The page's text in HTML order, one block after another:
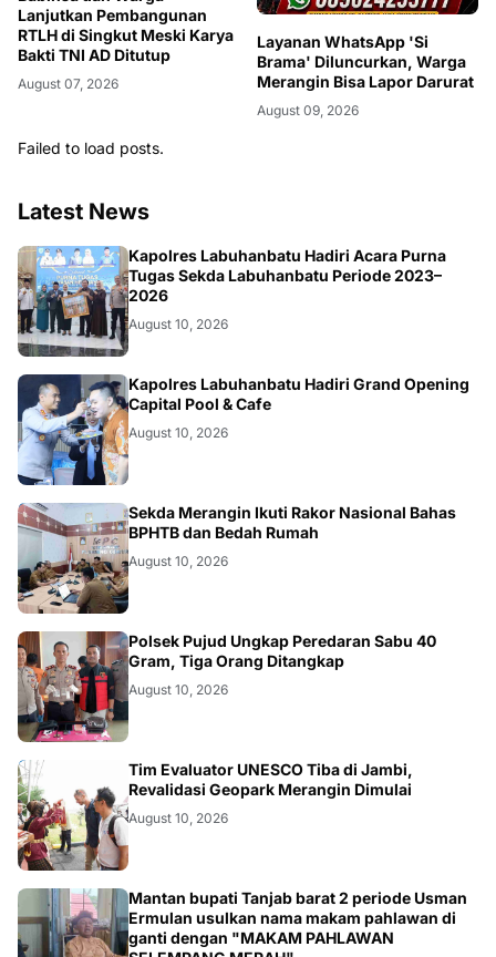
Lanjutkan Pembangunan
RTLH di Singkut Meski Karya
Bakti TNI AD Ditutup
August 07, 2026
Layanan WhatsApp 'Si
Brama' Diluncurkan, Warga
Merangin Bisa Lapor Darurat
August 09, 2026
Failed to load posts.
Latest News
BERITA
Kapolres Labuhanbatu Hadiri Acara Purna
Tugas Sekda Labuhanbatu Periode 2023–
2026
August 10, 2026
BERITA
Kapolres Labuhanbatu Hadiri Grand Opening
Capital Pool & Cafe
August 10, 2026
BANGKO
Sekda Merangin Ikuti Rakor Nasional Bahas
BPHTB dan Bedah Rumah
August 10, 2026
BERITA
Polsek Pujud Ungkap Peredaran Sabu 40
Gram, Tiga Orang Ditangkap
August 10, 2026
BANGKO
Tim Evaluator UNESCO Tiba di Jambi,
Revalidasi Geopark Merangin Dimulai
August 10, 2026
BERITA
Mantan bupati Tanjab barat 2 periode Usman
Ermulan usulkan nama makam pahlawan di
ganti dengan "MAKAM PAHLAWAN